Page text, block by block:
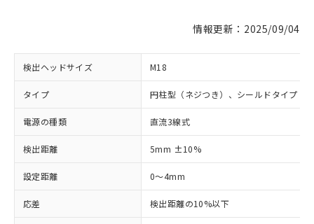
情報更新：2025/09/04
検出ヘッドサイズ M18
タイプ 円柱型（ネジつき）、シールドタイプ
電源の種類 直流3線式
検出距離 5mm ±10%
設定距離 0～4mm
応差 検出距離の10%以下